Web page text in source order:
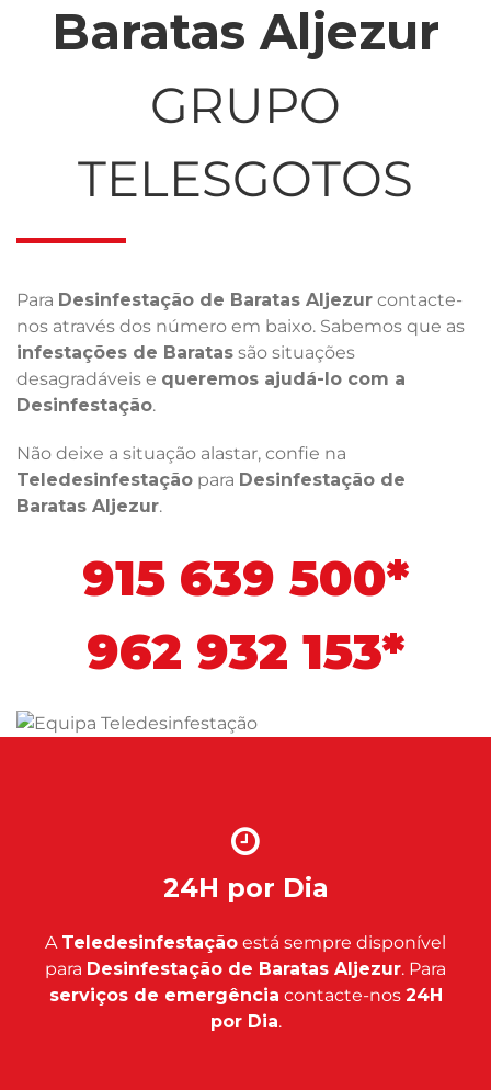
Baratas Aljezur
GRUPO
TELESGOTOS
Para Desinfestação de Baratas Aljezur contacte-
nos através dos número em baixo. Sabemos que as
infestações de Baratas são situações
desagradáveis e queremos ajudá-lo com a
Desinfestação.
Não deixe a situação alastar, confie na
Teledesinfestação para Desinfestação de
Baratas Aljezur.
915 639 500*
962 932 153*
24H por Dia
A Teledesinfestação está sempre disponível
para Desinfestação de Baratas Aljezur. Para
serviços de emergência contacte-nos 24H
por Dia.